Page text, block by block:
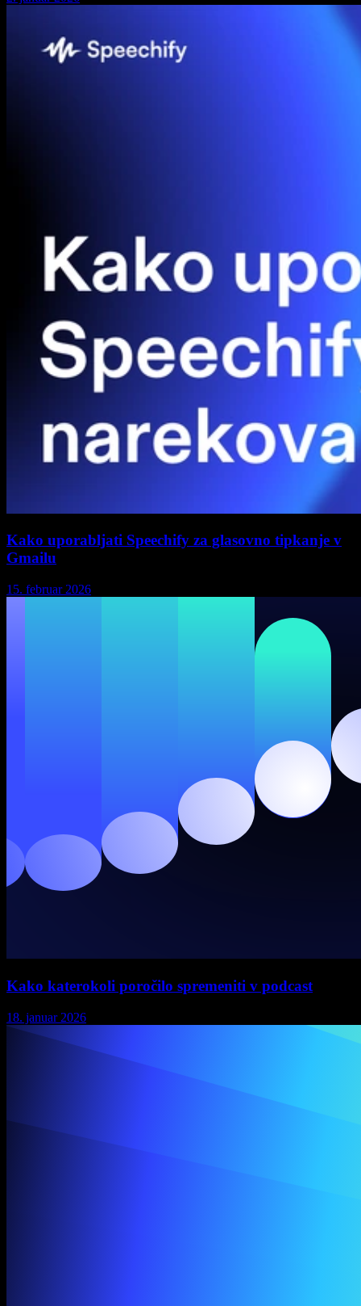
Kako uporabljati Speechify za glasovno tipkanje v
Gmailu
15. februar 2026
Kako katerokoli poročilo spremeniti v podcast
18. januar 2026